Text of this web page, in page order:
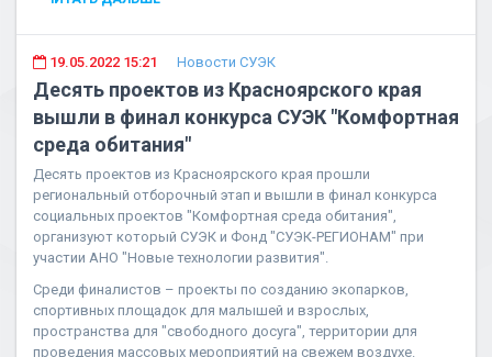
19.05.2022 15:21 Новости СУЭК
Десять проектов из Красноярского края
вышли в финал конкурса СУЭК "Комфортная
среда обитания"
Десять проектов из Красноярского края прошли
региональный отборочный этап и вышли в финал конкурса
социальных проектов "Комфортная среда обитания",
организуют который СУЭК и Фонд "СУЭК-РЕГИОНАМ" при
участии АНО "Новые технологии развития".
Среди финалистов – проекты по созданию экопарков,
спортивных площадок для малышей и взрослых,
пространства для "свободного досуга", территории для
проведения массовых мероприятий на свежем воздухе.